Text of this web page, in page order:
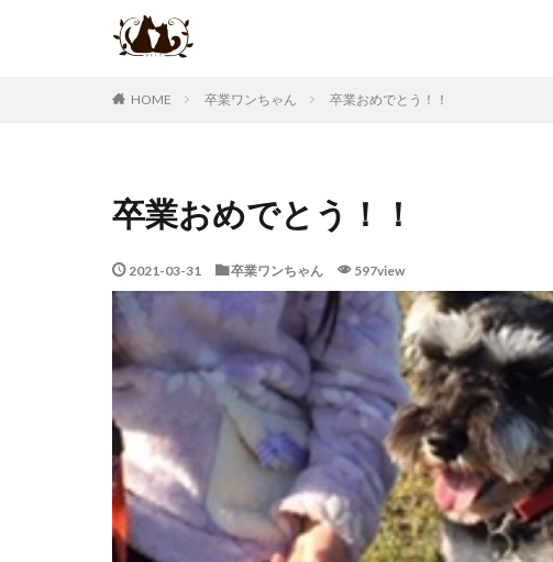
HOME 卒業ワンちゃん 卒業おめでとう！！
卒業おめでとう！！
2021-03-31 卒業ワンちゃん 597view